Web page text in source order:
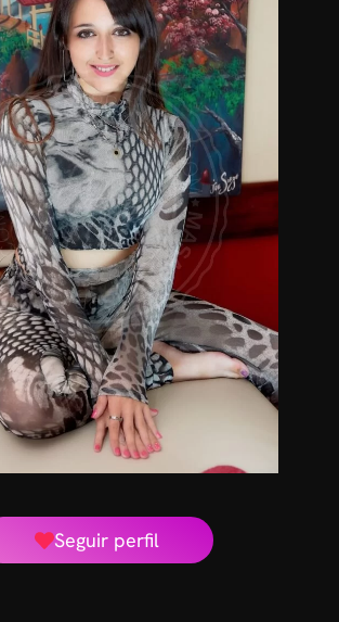
Masajista en Villa Crespo.
Seguir perfil